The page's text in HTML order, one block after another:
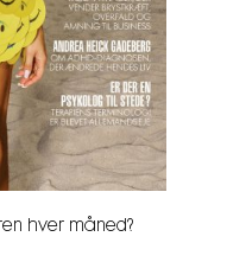
hver måned?